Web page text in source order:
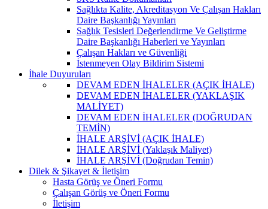
Sağlıkta Kalite, Akreditasyon Ve Çalışan Hakları
Daire Başkanlığı Yayınları
Sağlık Tesisleri Değerlendirme Ve Geliştirme
Daire Başkanlığı Haberleri ve Yayınları
Çalışan Hakları ve Güvenliği
İstenmeyen Olay Bildirim Sistemi
İhale Duyuruları
DEVAM EDEN İHALELER (AÇIK İHALE)
DEVAM EDEN İHALELER (YAKLAŞIK
MALİYET)
DEVAM EDEN İHALELER (DOĞRUDAN
TEMİN)
İHALE ARŞİVİ (AÇIK İHALE)
İHALE ARŞİVİ (Yaklaşık Maliyet)
İHALE ARŞİVİ (Doğrudan Temin)
Dilek & Şikayet & İletişim
Hasta Görüş ve Öneri Formu
Çalışan Görüş ve Öneri Formu
İletişim